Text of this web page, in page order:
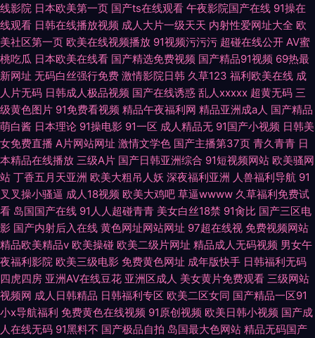
线影院 日本欧美第一页 国产ts在线观看 午夜影院国产在线 91操在
线观看 日韩在线播放视频 成人大片一级天天 内射性爱网址大全 欧
美社区第一页 欧美在线视频播放 91视频污污污 超碰在线公开 AV蜜
桃吃瓜 日本欧美在线看 国产精选免费视频 国产精品91视频 69热最
新网址 无码白丝强行免费 激情影院日韩 久草123 福利欧美在线 成
人片无码 日韩成人极品视频 国产在线诱惑 乱人xxxxx 超黄无码 三
级黄色图片 91免费看视频 精品午夜福利网 精品亚洲成a人 国产精品
萌白酱 日本理论 91操电影 91一区 成人精品无 91国产小视频 日韩美
女免费直播 A片网站网址 激情文学色 国产主播第37页 青久青青 日
本精品在线播放 三级A片 国产日韩亚洲综合 91短视频网站 欧美骚网
站 丁香五月天亚洲 欧美大粗吊人妖 深夜福利亚洲 人兽福利导航 91
叉叉操小骚逼 成人18视频 欧美大鸡吧 草逼wwww 久草福利免费试
看 岛国国产在线 91人人超碰青青 美女白丝18禁 91肏比 国产三区电
影 国产内射后入在线 黄色网址网站网址 97超在线视 免费视频网站
精品欧美精品v 欧美操碰 欧美二级片网址 精品成人无码视频 男女午
夜福利影院 欧美三级电影 免费黄色网址 成年版快手 日韩福利无码
四虎四房 亚洲AV在线豆花 亚洲区成人 美女黄片免费观看 三级网站
视频网 成人日韩精品 日韩福利专区 欧美二区女同 国产精品一区91
小x导航福利 免费黄色在线视频 91原创视频 欧美日韩小视频 国产成
人在线无码 91黑料不 国产极品自拍 岛国最大色网站 精品无码国产